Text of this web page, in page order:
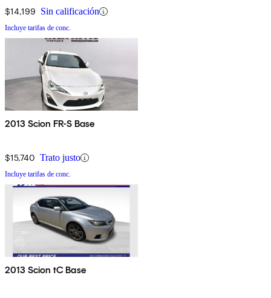
$14,199 Sin calificación
Incluye tarifas de conc.
2013 Scion FR-S Base
$15,740 Trato justo
Incluye tarifas de conc.
2013 Scion tC Base